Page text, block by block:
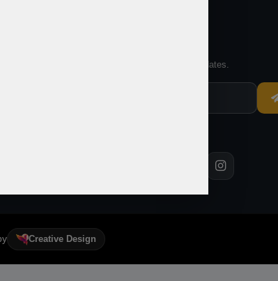
Subscribe for offers and updates.
Creative Design